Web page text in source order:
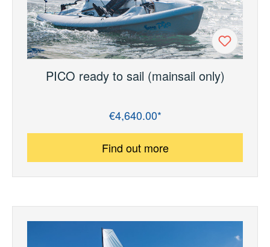
PICO ready to sail (mainsail only)
€4,640.00*
Find out more